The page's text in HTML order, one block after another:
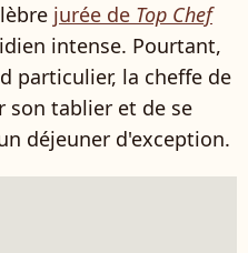
jurée de Top Chef
intense. Pourtant,
particulier, la cheffe de
son tablier et de se
déjeuner d'exception.